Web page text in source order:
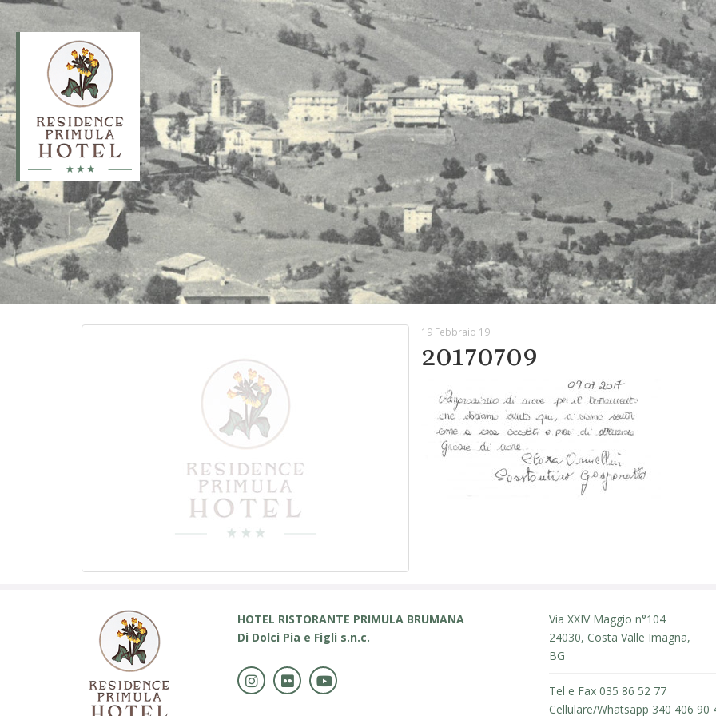
19 Febbraio 19
20170709
HOTEL RISTORANTE PRIMULA BRUMANA
Di Dolci Pia e Figli s.n.c.
Via XXIV Maggio n°104
24030, Costa Valle Imagna,
BG
Tel e Fax 035 86 52 77
Cellulare/Whatsapp 340 406 90